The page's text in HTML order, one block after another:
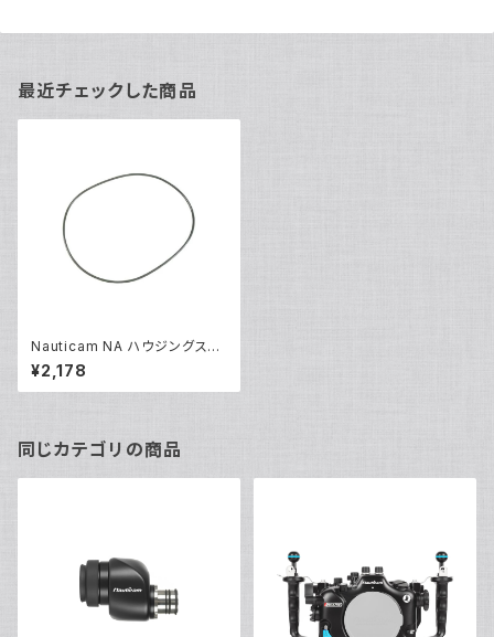
最近チェックした商品
Nauticam NA ハウジングスペ
アOリング90122 [20848]
¥2,178
同じカテゴリの商品